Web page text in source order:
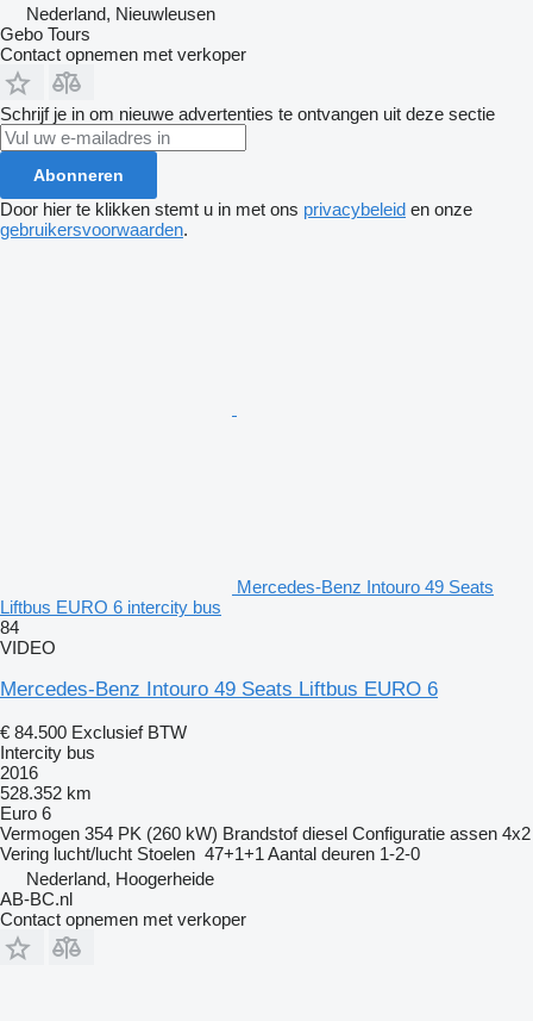
Nederland, Nieuwleusen
Gebo Tours
Contact opnemen met verkoper
Schrijf je in om nieuwe advertenties te ontvangen uit deze sectie
Abonneren
Door hier te klikken stemt u in met ons privacybeleid en onze
gebruikersvoorwaarden.
Mercedes-Benz Intouro 49 Seats
Liftbus EURO 6 intercity bus
84
VIDEO
Mercedes-Benz Intouro 49 Seats Liftbus EURO 6
€ 84.500 Exclusief BTW
Intercity bus
2016
528.352 km
Euro 6
Vermogen 354 PK (260 kW) Brandstof diesel Configuratie assen 4x2
Vering lucht/lucht Stoelen 47+1+1 Aantal deuren 1-2-0
Nederland, Hoogerheide
AB-BC.nl
Contact opnemen met verkoper